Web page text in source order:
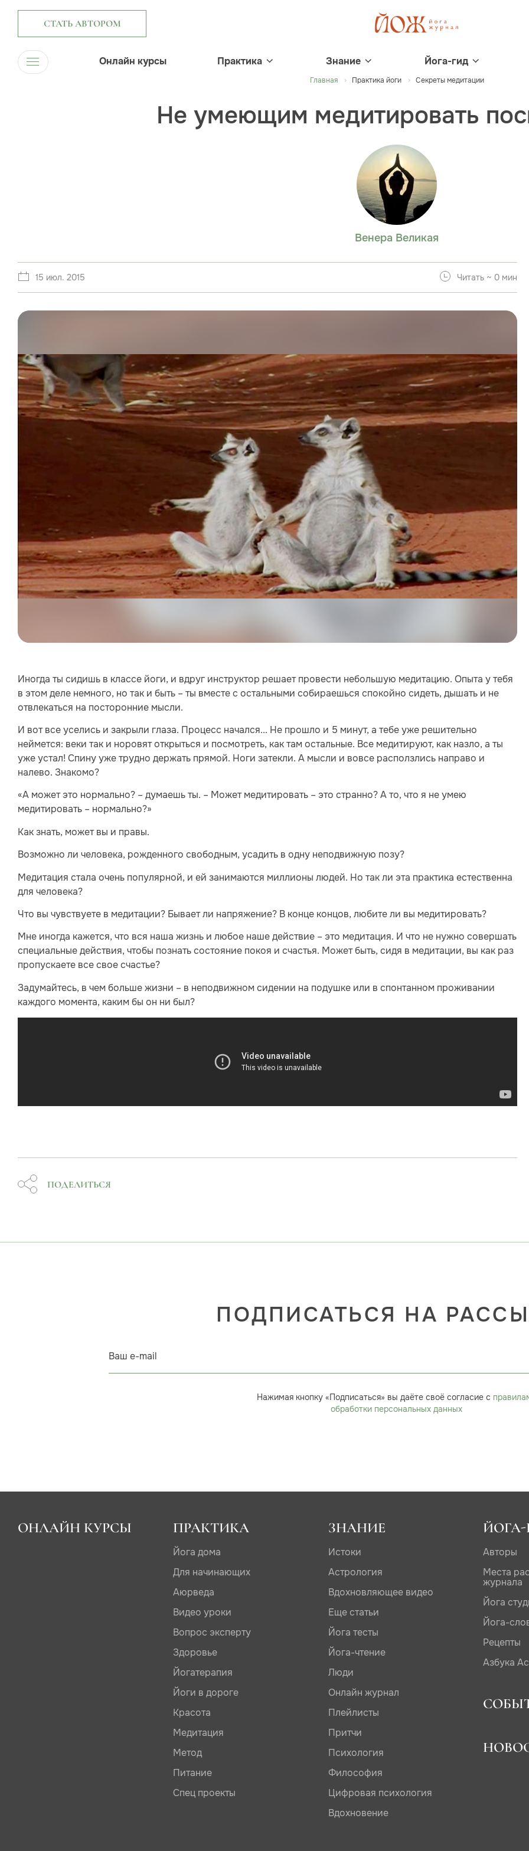
СТАТЬ АВТОРОМ
Онлайн курсы Практика Знание Йога-гид
Главная Практика йоги Секреты медитации
Не умеющим медитировать
Венера Великая
15 июл. 2015 Читать ~ 0 мин
Иногда ты сидишь в классе йоги, и вдруг инструктор решает провести небольшую медитацию. Опыта у тебя
в этом деле немного, но так и быть – ты вместе с остальными собираешься спокойно сидеть, дышать и не
отвлекаться на посторонние мысли.
И вот все уселись и закрыли глаза. Процесс начался... Не прошло и 5 минут, а тебе уже решительно
неймется: веки так и норовят открыться и посмотреть, как там остальные. Все медитируют, как назло, а ты
уже устал! Спину уже трудно держать прямой. Ноги затекли. А мысли и вовсе расползлись направо и
налево. Знакомо?
«А может это нормально? – думаешь ты. – Может медитировать – это странно? А то, что я не умею
медитировать – нормально?»
Как знать, может вы и правы.
Возможно ли человека, рожденного свободным, усадить в одну неподвижную позу?
Медитация стала очень популярной, и ей занимаются миллионы людей. Но так ли эта практика естественна
для человека?
Что вы чувствуете в медитации? Бывает ли напряжение? В конце концов, любите ли вы медитировать?
Мне иногда кажется, что вся наша жизнь и любое наше действие – это медитация. И что не нужно совершать
специальные действия, чтобы познать состояние покоя и счастья. Может быть, сидя в медитации, вы как раз
пропускаете все свое счастье?
Задумайтесь, в чем больше жизни – в неподвижном сидении на подушке или в спонтанном проживании
каждого момента, каким бы он ни был?
ПОДЕЛИТЬСЯ
ПОДПИСАТЬСЯ НА
Ваш e-mail
Нажимая кнопку «Подписаться» вы даёте своё согласие с
обработки персональных данных
ОНЛАЙН КУРСЫ ПРАКТИКА
Йога дома
Для начинающих
Аюрведа
Видео уроки
Вопрос эксперту
Здоровье
Йогатерапия
Йоги в дороге
Красота
Медитация
Метод
Питание
Спец проекты
ЗНАНИЕ
Истоки
Астрология
Вдохновляющее видео
Еще статьи
Йога тесты
Йога-чтение
Люди
Онлайн журнал
Плейлисты
Притчи
Психология
Философия
Цифровая психология
Вдохновение
Авторы
Места
журнала
Йога
Йога-
Рецепты
Азбука